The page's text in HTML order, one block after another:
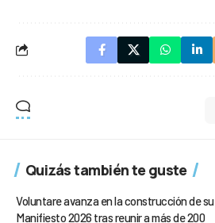
Quizás también te guste
Voluntare avanza en la construcción de su
Manifiesto 2026 tras reunir a más de 200